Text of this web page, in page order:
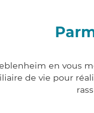
en vous
de vie pour